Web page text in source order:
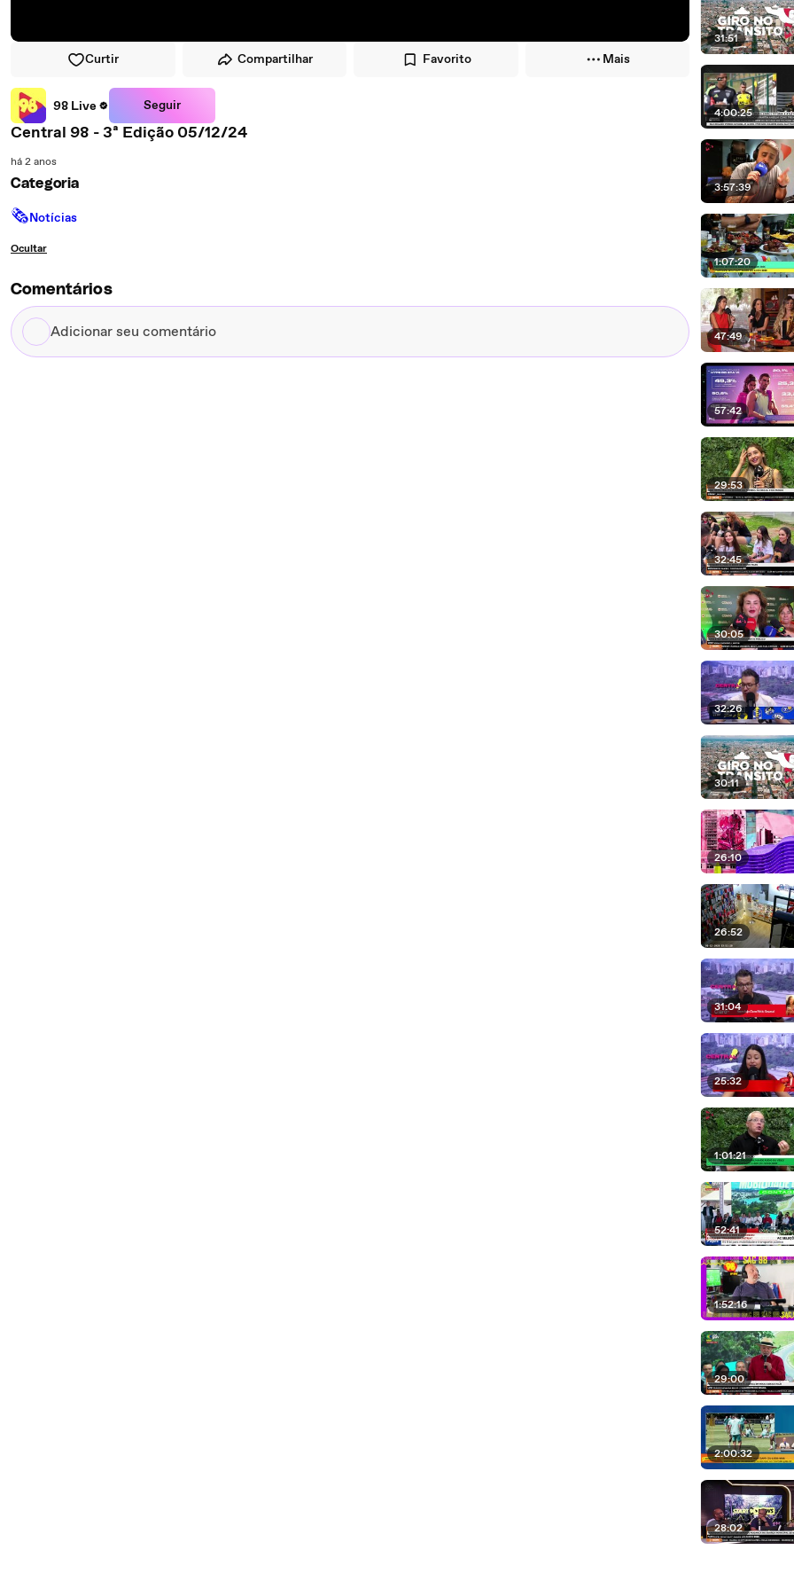
Curtir Compartilhar Favorito Mais
98 Live Seguir
Central 98 - 3ª Edição 05/12/24
há 2 anos
Categoria
🗞Notícias
Ocultar
Comentários
Adicionar
seu
31:51
4:00:25
3:57:39
1:07:20
47:49
57:42
29:53
32:45
30:05
32:26
30:11
26:10
26:52
31:04
25:32
1:01:21
52:41
1:52:16
29:00
2:00:32
28:02